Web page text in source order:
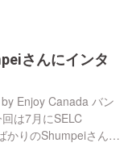
さんにインタ
Enjoy Canada バン
は7月にSELC
かりのShumpeiさんに